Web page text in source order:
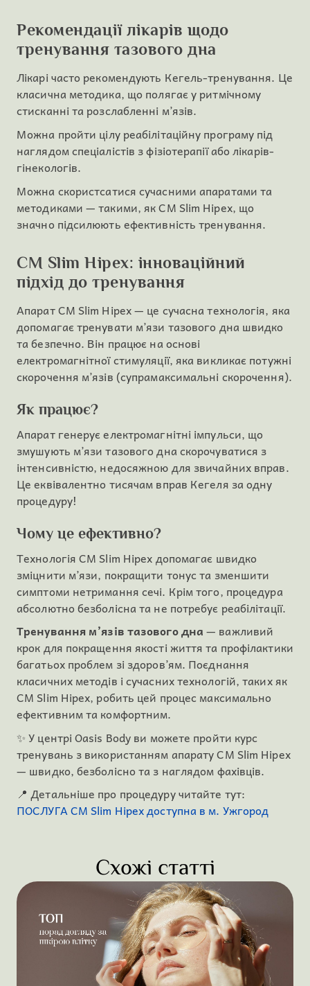
Рекомендації лікарів щодо
тренування тазового дна
Лікарі часто рекомендують Кегель-тренування. Це
класична методика, що полягає у ритмічному
стисканні та розслабленні м’язів.
Можна пройти цілу реабілітаційну програму під
наглядом спеціалістів з фізіотерапії або лікарів-
гінекологів.
Можна скористсатися сучасними апаратами та
методиками — такими, як CM Slim Hipex, що
значно підсилюють ефективність тренування.
CM Slim Hipex: інноваційний
підхід до тренування
Апарат CM Slim Hipex — це сучасна технологія, яка
допомагає тренувати м’язи тазового дна швидко
та безпечно. Він працює на основі
електромагнітної стимуляції, яка викликає потужні
скорочення м’язів (супрамаксимальні скорочення).
Як працює?
Апарат генерує електромагнітні імпульси, що
змушують м’язи тазового дна скорочуватися з
інтенсивністю, недосяжною для звичайних вправ.
Це еквівалентно тисячам вправ Кегеля за одну
процедуру!
Чому це ефективно?
Технологія CM Slim Hipex допомагає швидко
зміцнити м’язи, покращити тонус та зменшити
симптоми нетримання сечі. Крім того, процедура
абсолютно безболісна та не потребує реабілітації.
Тренування м’язів тазового дна— важливий
крок для покращення якості життя та профілактики
багатьох проблем зі здоров’ям. Поєднання
класичних методів і сучасних технологій, таких як
CM Slim Hipex, робить цей процес максимально
ефективним та комфортним.
✨ У центрі Oasis Body ви можете пройти курс
тренувань з використанням апарату CM Slim Hipex
— швидко, безболісно та з наглядом фахівців.
📍 Детальніше про процедуру читайте тут:
ПОСЛУГА CM Slim Hipex доступна в м. Ужгород
Схожі статті